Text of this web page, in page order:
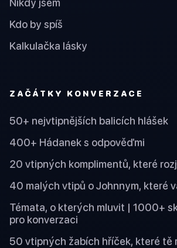
Kdo by spíš
Kalkulačka lásky
ZAČÁTKY KONVERZACE
50+ nejvtipnějších balicích hlášek
400+ Hádanek s odpověďmi
20 vtipných komplimentů, které
40 malých vtipů o Johnnym, které
Témata, o kterých mluvit | 1000+
pro konverzaci
50 vtipných žabích hříček, které tě